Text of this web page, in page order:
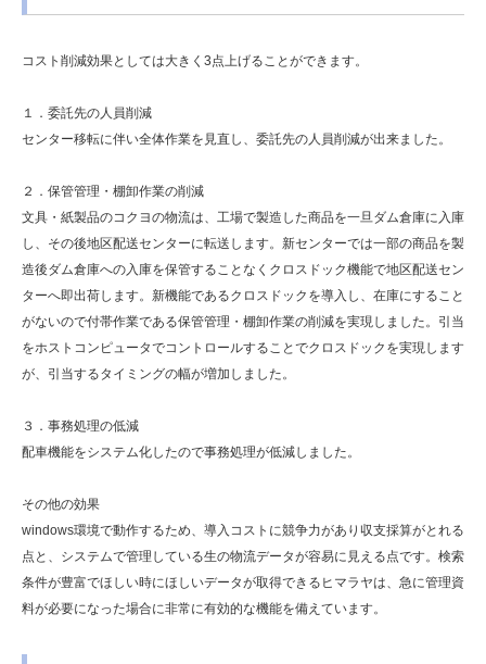
コスト削減効果としては大きく3点上げることができます。
１．委託先の人員削減
センター移転に伴い全体作業を見直し、委託先の人員削減が出来ました。
２．保管管理・棚卸作業の削減
文具・紙製品のコクヨの物流は、工場で製造した商品を一旦ダム倉庫に入庫
し、その後地区配送センターに転送します。新センターでは一部の商品を製
造後ダム倉庫への入庫を保管することなくクロスドック機能で地区配送セン
ターへ即出荷します。新機能であるクロスドックを導入し、在庫にすること
がないので付帯作業である保管管理・棚卸作業の削減を実現しました。引当
をホストコンピュータでコントロールすることでクロスドックを実現します
が、引当するタイミングの幅が増加しました。
３．事務処理の低減
配車機能をシステム化したので事務処理が低減しました。
その他の効果
windows環境で動作するため、導入コストに競争力があり収支採算がとれる
点と、システムで管理している生の物流データが容易に見える点です。検索
条件が豊富でほしい時にほしいデータが取得できるヒマラヤは、急に管理資
料が必要になった場合に非常に有効的な機能を備えています。